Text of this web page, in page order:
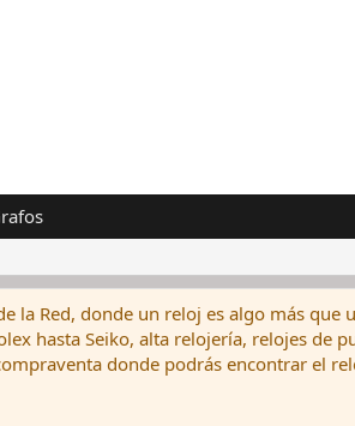
la Red, donde un reloj es algo más
hasta Seiko, alta relojería, relojes
donde podrás encontrar el